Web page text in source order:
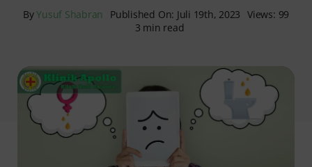
ByYusuf Shabran Published On: Juli 19th, 2023 Views: 99
3 min read